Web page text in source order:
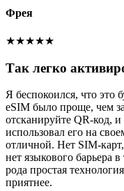
Фрея
★★★★★
Так легко
Я беспокоился, что это
eSIM было проще, чем
отсканируйте QR-код,
использовал его на
отличной. Нет SIM-
нет языкового барьера
рода простая
приятнее.